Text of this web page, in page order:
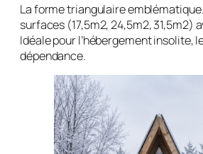
La forme triangulaire
surfaces (17,5m2, 24,5m2, 31,5m2)
Idéale pour l’hébergement insolite,
dépendance.